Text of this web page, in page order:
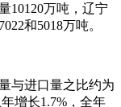
10120万吨，辽宁
和5018万吨。
与进口量之比约为
增长1.7%，全年